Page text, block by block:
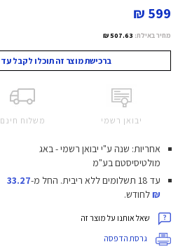
599 ₪
מחיר באילת: 507.63 ₪
ברכישת מוצר זה תוכלו לקבל עד 599 נקודות מועדון!
יבואן רשמי משלוח חינם
אחריות: שנה ע"י יבואן רשמי - באג
מולטיסיסטם בע"מ
עד 18 תשלומים ללא ריבית.
החל מ-33.27
₪לחודש.
שאל אותנו על מוצר זה
גרסת הדפסה